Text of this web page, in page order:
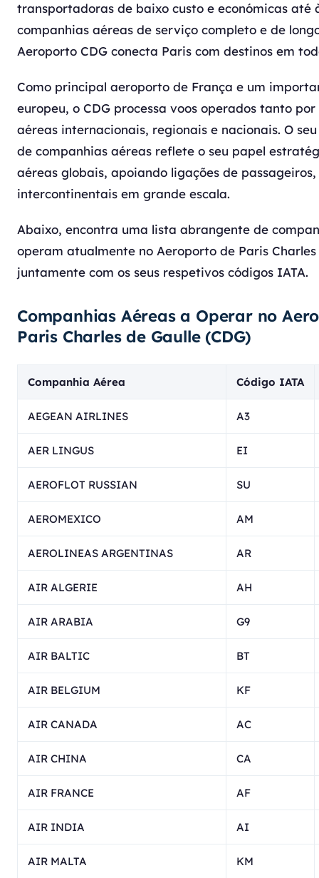
transportadoras de baixo custo e económicas até
companhias aéreas de serviço completo e de
Aeroporto CDG conecta Paris com destinos em
Como principal aeroporto de França e um
europeu, o CDG processa voos operados tanto
aéreas internacionais, regionais e nacionais. O
de companhias aéreas reflete o seu papel
aéreas globais, apoiando ligações de
intercontinentais em grande escala.
Abaixo, encontra uma lista abrangente de
operam atualmente no Aeroporto de Paris Charles
juntamente com os seus respetivos códigos IATA.
Companhias Aéreas a Operar no
Paris Charles de Gaulle (CDG)
Companhia Aérea Código IATA
AEGEAN AIRLINES A3
AER LINGUS EI
AEROFLOT RUSSIAN SU
AEROMEXICO AM
AEROLINEAS ARGENTINAS AR
AIR ALGERIE AH
AIR ARABIA G9
AIR BALTIC BT
AIR BELGIUM KF
AIR CANADA AC
AIR CHINA CA
AIR FRANCE AF
AIR INDIA AI
AIR MALTA KM